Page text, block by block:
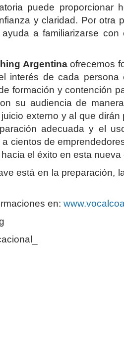
puede proporcionar
y claridad. Por otra
a familiarizarse
Argentinaofrecemos
interés de cada persona
formación y contención
su audiencia de
externo y al que
adecuada y el
cientos de
hacia el éxito en esta nueva
está en la preparación,
en: